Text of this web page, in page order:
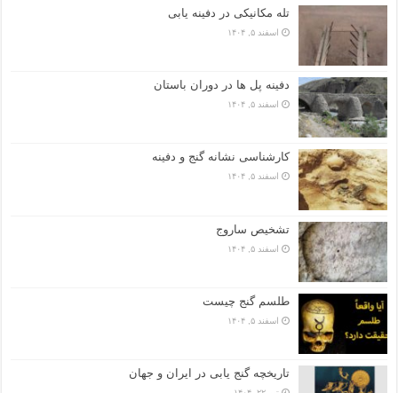
تله مکانیکی در دفینه یابی
اسفند ۵, ۱۴۰۴
دفینه پل ها در دوران باستان
اسفند ۵, ۱۴۰۴
کارشناسی نشانه گنج و دفینه
اسفند ۵, ۱۴۰۴
تشخیص ساروج
اسفند ۵, ۱۴۰۴
طلسم گنج چیست
اسفند ۵, ۱۴۰۴
تاریخچه گنج‌ یابی در ایران و جهان